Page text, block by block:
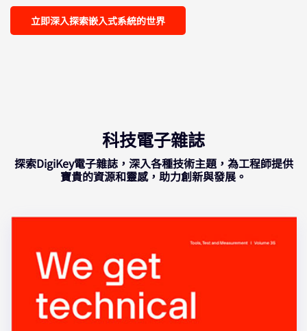
立即深入探索嵌入式系統的世界
科技電子雜誌
探索DigiKey電子雜誌，深入各種技術主題，為工程師提供
寶貴的資源和靈感，助力創新與發展。